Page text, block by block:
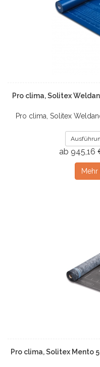
Pro clima, Solitex
Pro clima, Solitex
ab 945,16
Pro clima, Solitex Mento